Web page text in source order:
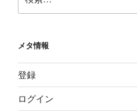
索:
メタ情報
登録
ログイン